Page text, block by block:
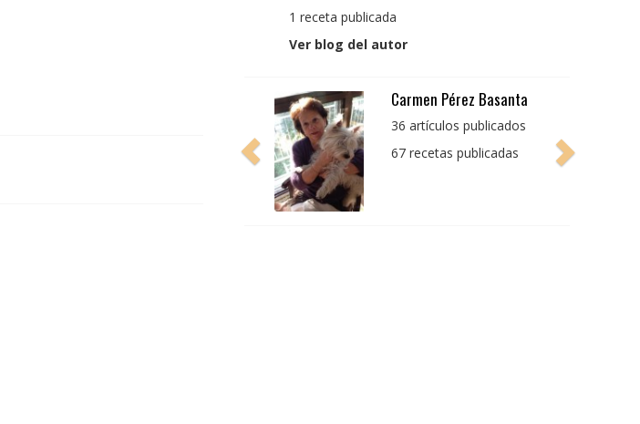
1 receta publicada
Ver blog del autor
Pedro Manuel Collado
Cruz
producto bien tratado